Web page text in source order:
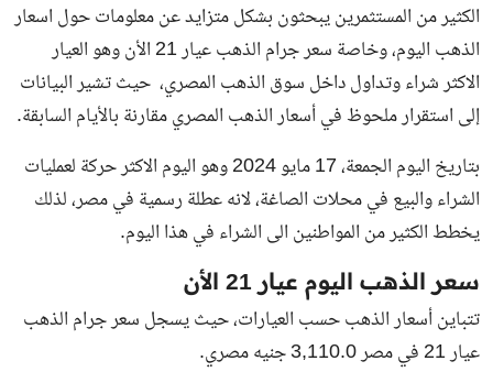
الكثير من المستثمرين يبحثون بشكل متزايد عن معلومات حول اسعار
الذهب اليوم، وخاصة سعر جرام الذهب عيار 21 الأن وهو العيار
الاكثر شراء وتداول داخل سوق الذهب المصري، حيث تشير البيانات
إلى استقرار ملحوظ في أسعار الذهب المصري مقارنة بالأيام السابقة.
بتاريخ اليوم الجمعة، 17 مايو 2024 وهو اليوم الاكثر حركة لعمليات
الشراء والبيع في محلات الصاغة، لانه عطلة رسمية في مصر، لذلك
يخطط الكثير من المواطنين الى الشراء في هذا اليوم.
سعر الذهب اليوم عيار 21 الأن
تتباين أسعار الذهب حسب العيارات، حيث يسجل سعر جرام الذهب
عيار 21 في مصر 3,110.0 جنيه مصري.